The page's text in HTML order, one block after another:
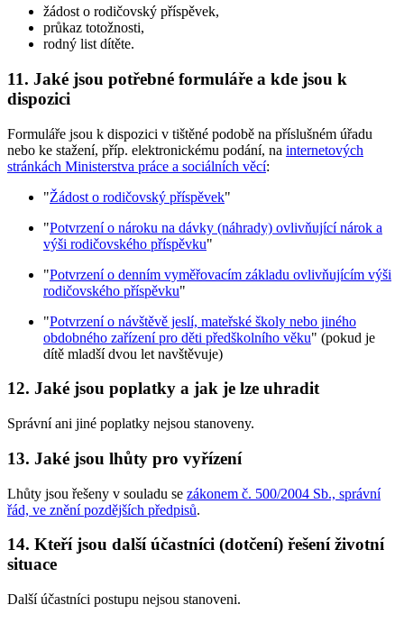
žádost o rodičovský příspěvek,
průkaz totožnosti,
rodný list dítěte.
11. Jaké jsou potřebné formuláře a kde jsou k
dispozici
Formuláře jsou k dispozici v tištěné podobě na příslušném úřadu
nebo ke stažení, příp. elektronickému podání, na internetových
stránkách Ministerstva práce a sociálních věcí:
"Žádost o rodičovský příspěvek"
"Potvrzení o nároku na dávky (náhrady) ovlivňující nárok a
výši rodičovského příspěvku"
"Potvrzení o denním vyměřovacím základu ovlivňujícím výši
rodičovského příspěvku"
"Potvrzení o návštěvě jeslí, mateřské školy nebo jiného
obdobného zařízení pro děti předškolního věku" (pokud je
dítě mladší dvou let navštěvuje)
12. Jaké jsou poplatky a jak je lze uhradit
Správní ani jiné poplatky nejsou stanoveny.
13. Jaké jsou lhůty pro vyřízení
Lhůty jsou řešeny v souladu se zákonem č. 500/2004 Sb., správní
řád, ve znění pozdějších předpisů.
14. Kteří jsou další účastníci (dotčení) řešení životní
situace
Další účastníci postupu nejsou stanoveni.